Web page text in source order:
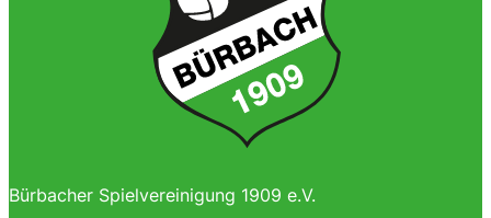
Bürbacher Spielvereinigung 1909 e.V.